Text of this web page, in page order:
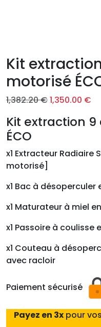
Kit
motorisé
1,382.20€L
p
i
n
t
l
é
a
t
1,350.00 €
p
i
c
u
e
e
:
1
Kit extraction
ÉCO
x1 Extracteur Radiaire
motorisé]
x1 Bac à
x1 Maturateur à miel
x1 Passoire à coulisse
x1 Couteau à
avec racloir
Paiement sécurisé
Payez en 3x pour